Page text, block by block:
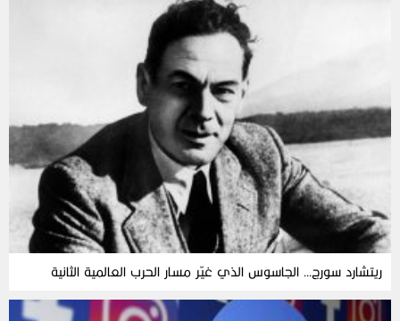
ريتشارد سورج… الجاسوس الذي غيّر مسار الحرب العالمية الثانية